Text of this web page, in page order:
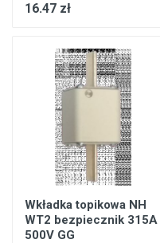
16.47 zł
Wkładka topikowa NH
WT2 bezpiecznik 315A
500V GG